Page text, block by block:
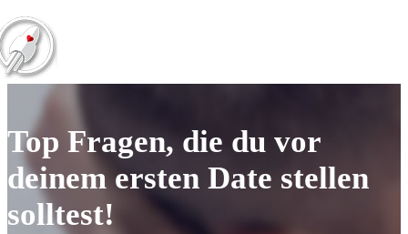
Top Fragen, die du vor
deinem ersten Date stellen
solltest!